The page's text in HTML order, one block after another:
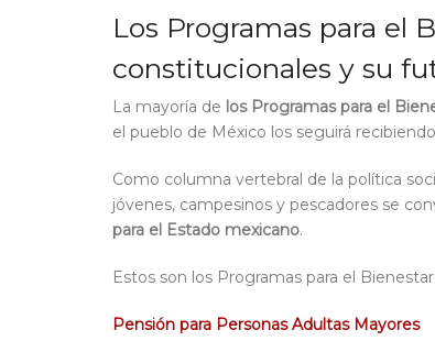
Los Programas para el
constitucionales y su
La mayoría de los Programas para el
el pueblo de México los seguirá
Como columna vertebral de la política
jóvenes, campesinos y pescadores se
para el Estado mexicano.
Estos son los Programas para el
Pensión para Personas Adultas Mayores